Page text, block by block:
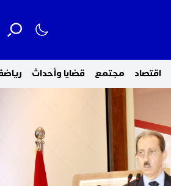
اقتصاد مجتمع قضايا وأحداث